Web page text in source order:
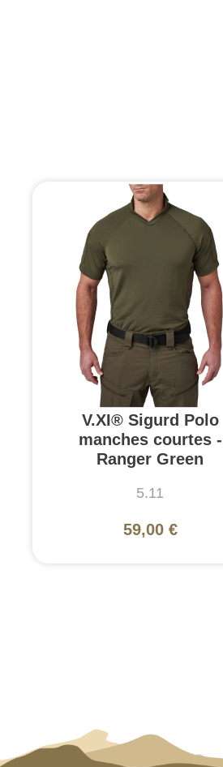
V.XI® Sigurd Polo
manches courtes -
Ranger Green
5.11
59,00 €